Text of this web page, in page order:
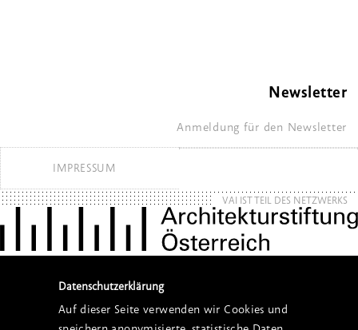
Newsletter
Anmeldung für den Newsletter
IMPRESSUM
VAI IST TEIL DES NETZWERKS
Datenschutzerklärung
Auf dieser Seite verwenden wir Cookies und